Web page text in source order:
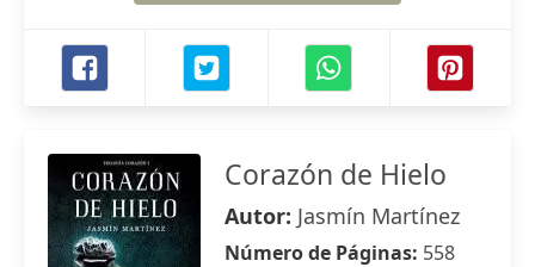
Corazón de Hielo
Autor: Jasmín Martínez
Número de Páginas: 558